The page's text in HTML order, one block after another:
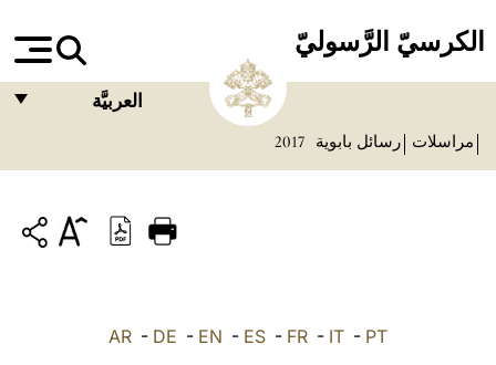
الكرسيّ الرَّسوليّ
العربيَّة
ITALIANO
مراسلات رسائل بابوية 2017
AR - DE - EN - ES - FR - IT - PT